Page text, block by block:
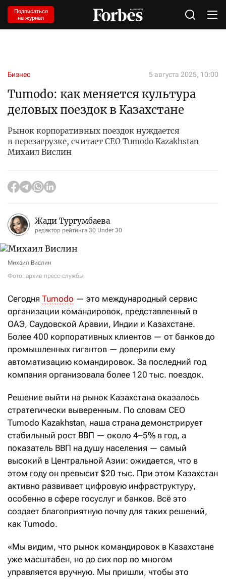
Подписаться
на журнал
Бизнес 5 августа 2025, 10:00
Tumodo: как меняется культура
деловых поездок в Казахстане
Рынок корпоративных поездок нуждается
в перезагрузке, считает CEO Tumodo Kazakhstan
Михаил Вислин
Жади Тургумбаева
редактор рейтинга 30 Under 30
Михаил Вислин
Фото: архив пресс-службы
Сегодня Tumodo — это международный сервис
организации командировок, представленный в
ОАЭ, Саудовской Аравии, Индии и Казахстане.
Более 400 корпоративных клиентов — от банков до
промышленных гигантов — доверили ему
автоматизацию командировок. За последний год
компания организовала более 120 тыс. поездок.
Решение выйти на рынок Казахстана оказалось
стратегически выверенным. По словам CEO
Tumodo Kazakhstan, наша страна демонстрирует
стабильный рост ВВП — около 4–5% в год, а
показатель ВВП на душу населения — самый
высокий в Центральной Азии: ожидается, что в
этом году он превысит $20 тыс. При этом Казахстан
активно развивает цифровую инфраструктуру,
особенно в сфере госуслуг и банков. Всё это
создает благоприятную почву для таких решений,
как Tumodo.
«Мы видим, что рынок командировок в Казахстане
уже масштабен, но до сих пор во многом
управляется вручную. Мы пришли, чтобы это